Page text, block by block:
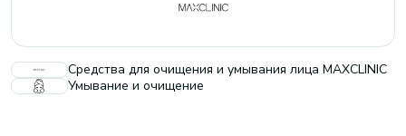
Средства для очищения и умывания лица MAXCLINIC
Умывание и очищение